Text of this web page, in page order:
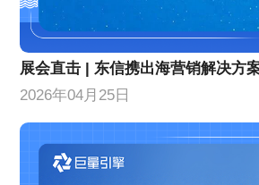
2026年04月25日